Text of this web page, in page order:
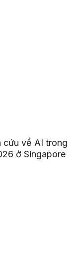
cứu về AI trong
ở Singapore